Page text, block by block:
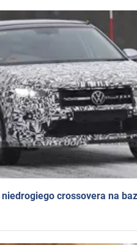
crossovera na